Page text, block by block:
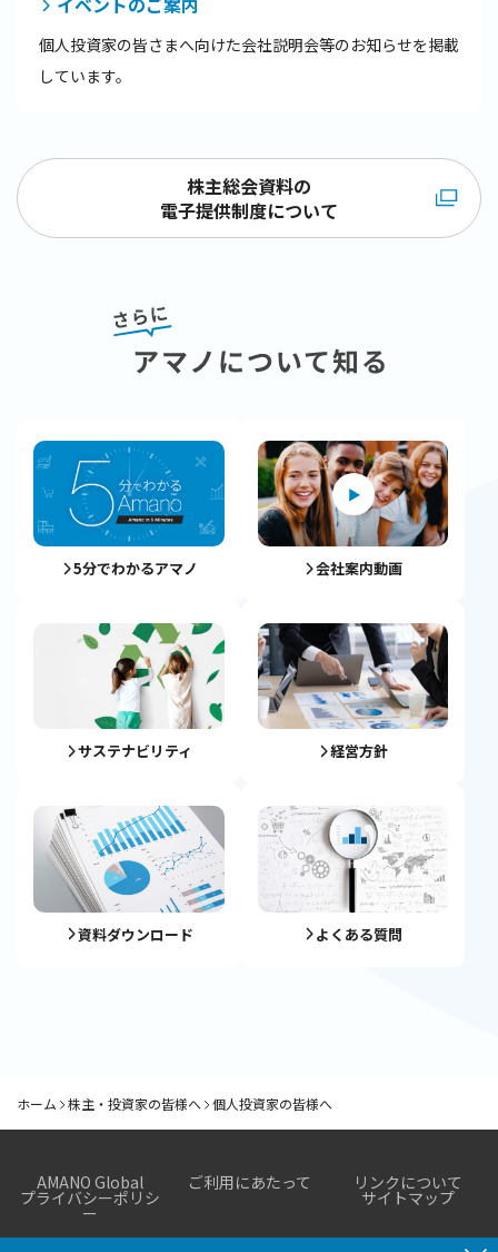
個人投資家の皆さまへ向けた会社説明会等のお知らせを掲載
しています。
株主総会資料の
電子提供制度について
5分でわかるアマノ 会社案内動画
サステナビリティ 経営方針
資料ダウンロード よくある質問
ホーム 株主・投資家の皆様へ 個人投資家の皆様へ
IRニュー
財務・業
株式関連
個人投資
へ
AMANO Global ご利用にあたって リンクについて
プライバシーポリシ
ー
サイトマップ